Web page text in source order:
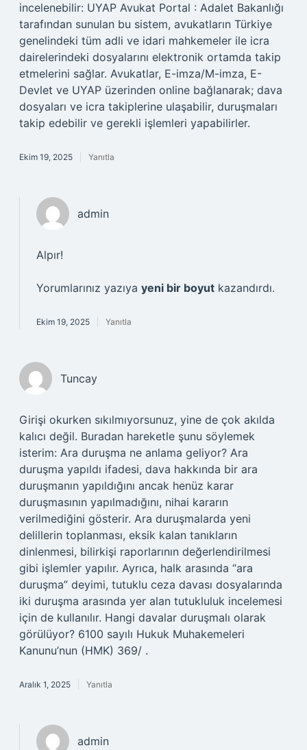
incelenebilir: UYAP Avukat Portal : Adalet Bakanlığı
tarafından sunulan bu sistem, avukatların Türkiye
genelindeki tüm adli ve idari mahkemeler ile icra
dairelerindeki dosyalarını elektronik ortamda takip
etmelerini sağlar. Avukatlar, E-imza/M-imza, E-
Devlet ve UYAP üzerinden online bağlanarak; dava
dosyaları ve icra takiplerine ulaşabilir, duruşmaları
takip edebilir ve gerekli işlemleri yapabilirler.
Ekim 19, 2025 Yanıtla
admin
Alpır!
Yorumlarınız yazıya yeni bir boyut kazandırdı.
Ekim 19, 2025 Yanıtla
Tuncay
Girişi okurken sıkılmıyorsunuz, yine de çok akılda
kalıcı değil. Buradan hareketle şunu söylemek
isterim: Ara duruşma ne anlama geliyor? Ara
duruşma yapıldı ifadesi, dava hakkında bir ara
duruşmanın yapıldığını ancak henüz karar
duruşmasının yapılmadığını, nihai kararın
verilmediğini gösterir. Ara duruşmalarda yeni
delillerin toplanması, eksik kalan tanıkların
dinlenmesi, bilirkişi raporlarının değerlendirilmesi
gibi işlemler yapılır. Ayrıca, halk arasında “ara
duruşma” deyimi, tutuklu ceza davası dosyalarında
iki duruşma arasında yer alan tutukluluk incelemesi
için de kullanılır. Hangi davalar duruşmalı olarak
görülüyor? 6100 sayılı Hukuk Muhakemeleri
Kanunu’nun (HMK) 369/ .
Aralık 1, 2025 Yanıtla
admin